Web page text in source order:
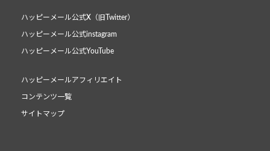
ハッピーメール公式X（旧Twitter）
ハッピーメール公式instagram
ハッピーメール公式YouTube
ハッピーメールアフィリエイト
コンテンツ一覧
サイトマップ